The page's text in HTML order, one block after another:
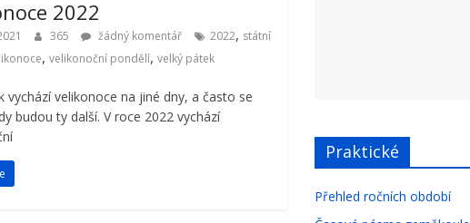
2022
365 žádný komentář 2022, státní
,velikonoční pondělí,velký pátek
vychází velikonoce na jiné dny, a často se
budou ty další. V roce 2022 vychází
Praktické
Přehled ročních období